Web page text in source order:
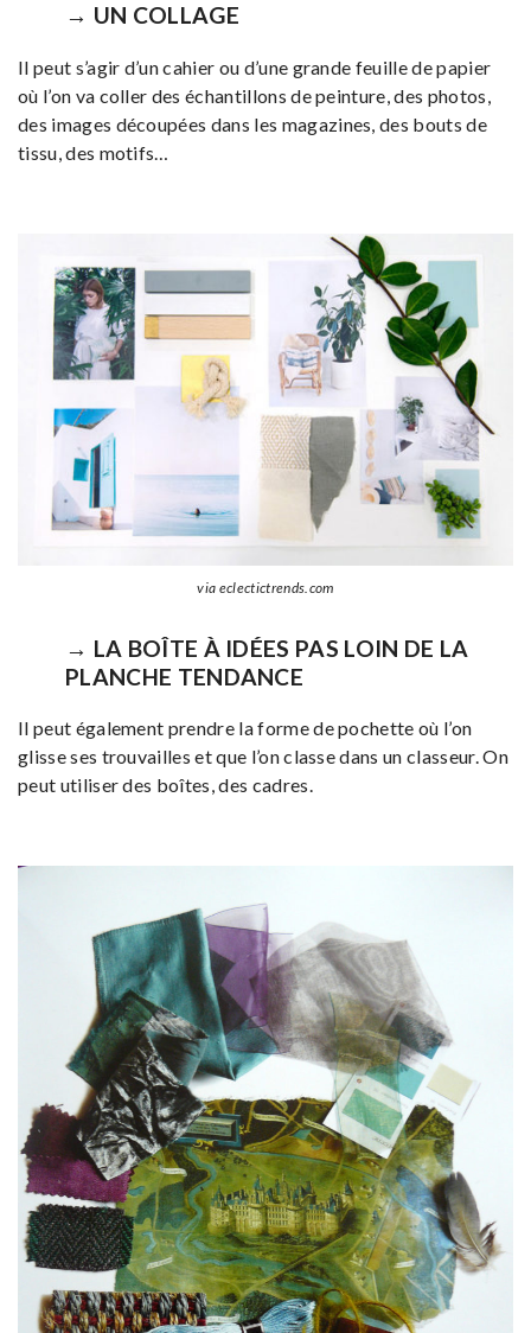
→ UN COLLAGE
Il peut s’agir d’un cahier ou d’une grande feuille de papier
où l’on va coller des échantillons de peinture, des photos,
des images découpées dans les magazines, des bouts de
tissu, des motifs…
via eclectictrends.com
→ LA BOÎTE À IDÉES PAS LOIN DE LA
PLANCHE TENDANCE
Il peut également prendre la forme de pochette où l’on
glisse ses trouvailles et que l’on classe dans un classeur. On
peut utiliser des boîtes, des cadres.